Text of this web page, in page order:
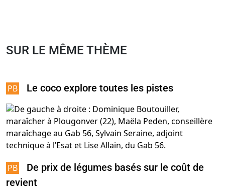
SUR LE MÊME THÈME
Le coco explore toutes les pistes
De prix de légumes basés sur le coût de
revient